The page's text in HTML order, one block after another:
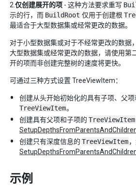
2. 仅创建展开的项 - 这种方法要求重写
示的行，而 BuildRoot 仅用于创建根
最适合于大型数据集或经常更改的数据。
对于小型数据集或对于不经常更改的数据
大型数据集或经常更改的数据，请使用第
开的项而非创建完整树的速度将更快。
可通过三种方式设置 TreeViewItem：
创建从头开始初始化的具有子项、父项
TreeViewItem。
创建具有父项和子项的 TreeViewItem
创建只有深度信息的 TreeViewItem
示例